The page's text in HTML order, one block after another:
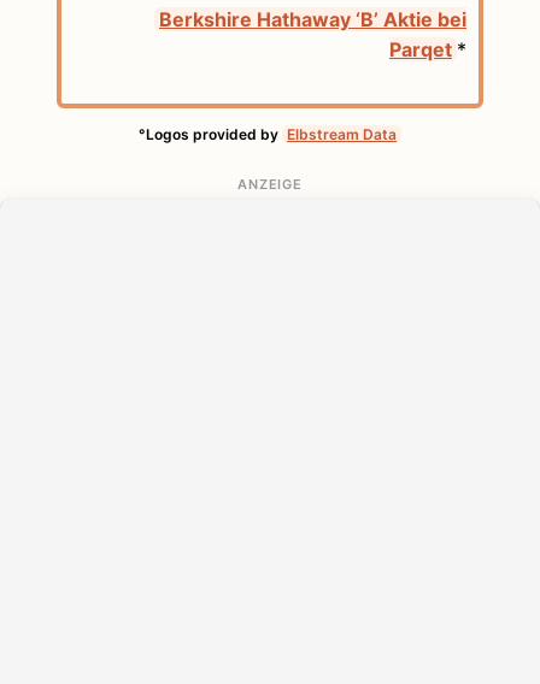
Berkshire Hathaway ‘B’ Aktie bei
Parqet *
°Logos provided by Elbstream Data
ANZEIGE